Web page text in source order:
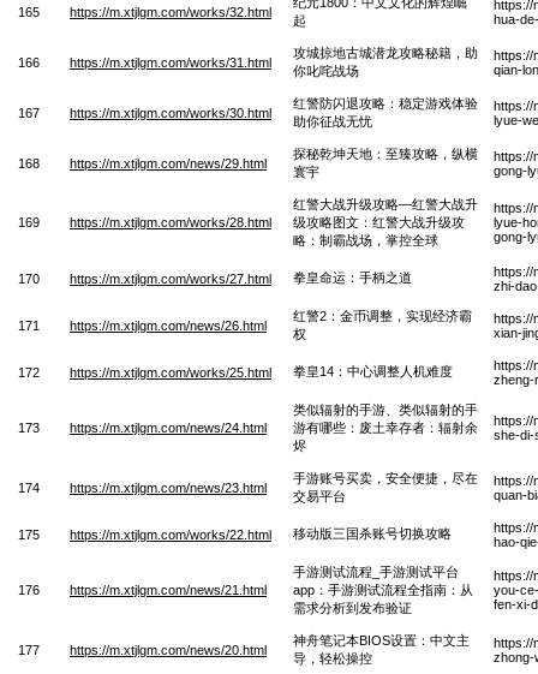
165 https://m.xtjlgm.com/works/32.html
起
https://
hua-
166 https://m.xtjlgm.com/works/31.html
攻城掠地古城潜龙攻略秘籍，助
你叱咤战场
https://
qian-
167 https://m.xtjlgm.com/works/30.html
红警防闪退攻略：稳定游戏体验
助你征战无忧
https://
lyue-
168 https://m.xtjlgm.com/news/29.html
探秘乾坤天地：至臻攻略，纵横
寰宇
https://
gong-
169 https://m.xtjlgm.com/works/28.html
红警大战升级攻略—红警大战升
级攻略图文：红警大战升级攻
略：制霸战场，掌控全球
https://
lyue-
gong-
170 https://m.xtjlgm.com/works/27.html 拳皇命运：手柄之道
https://
zhi-
171 https://m.xtjlgm.com/news/26.html
红警2：金币调整，实现经济霸
权
https://
xian-
172 https://m.xtjlgm.com/works/25.html 拳皇14：中心调整人机难度
https://
zheng-
173 https://m.xtjlgm.com/news/24.html
类似辐射的手游、类似辐射的手
游有哪些：废土幸存者：辐射余
烬
https://
she-di-
174 https://m.xtjlgm.com/news/23.html
手游账号买卖，安全便捷，尽在
交易平台
https://
quan-
175 https://m.xtjlgm.com/works/22.html 移动版三国杀账号切换攻略
https://
hao-
176 https://m.xtjlgm.com/news/21.html
手游测试流程_手游测试平台
app：手游测试流程全指南：从
需求分析到发布验证
https://
you-
fen-xi-
177 https://m.xtjlgm.com/news/20.html
神舟笔记本BIOS设置：中文主
导，轻松操控
https://
zhong-